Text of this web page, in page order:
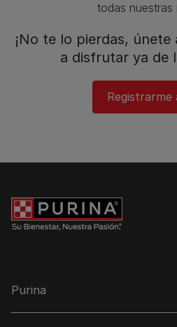
todas nuestras
¡No te lo pierdas, únete
a disfrutar ya de
Registrarme
Purina